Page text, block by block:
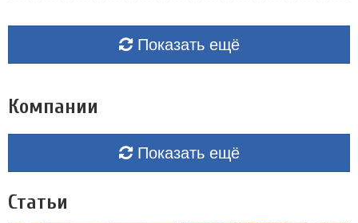
Показать ещё
Компании
Показать ещё
Статьи